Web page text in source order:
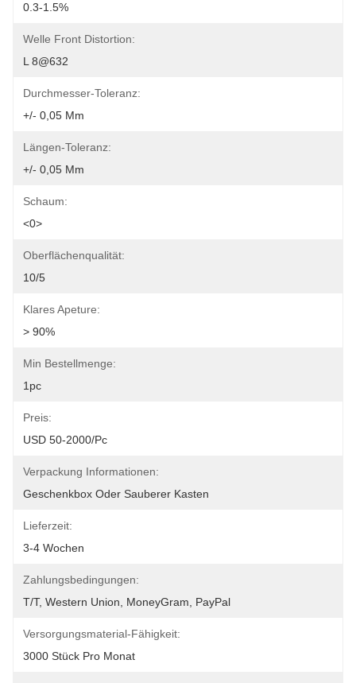
0.3-1.5%
Welle Front Distortion:
L 8@632
Durchmesser-Toleranz:
+/- 0,05 Mm
Längen-Toleranz:
+/- 0,05 Mm
Schaum:
<0>
Oberflächenqualität:
10/5
Klares Apeture:
> 90%
Min Bestellmenge:
1pc
Preis:
USD 50-2000/pc
Verpackung Informationen:
Geschenkbox Oder Sauberer Kasten
Lieferzeit:
3-4 Wochen
Zahlungsbedingungen:
T/T, Western Union, MoneyGram, PayPal
Versorgungsmaterial-Fähigkeit:
3000 Stück Pro Monat